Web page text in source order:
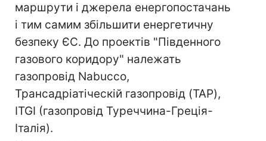
маршрути і джерела енергопостачань
і тим самим збільшити енергетичну
безпеку ЄС. До проектів "Південного
газового коридору" належать
газопровід Nabucco,
Трансадріатіческій газопровід (TAP),
ITGI (газопровід Туреччина-Греція-
Італія).